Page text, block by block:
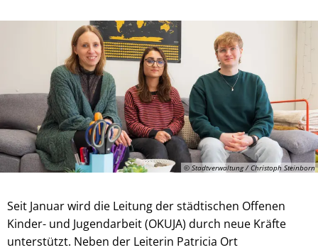
© Stadtverwaltung / Christoph Steinborn
Seit Januar wird die Leitung der städtischen Offenen
Kinder- und Jugendarbeit (OKUJA) durch neue Kräfte
unterstützt. Neben der Leiterin Patricia Ort